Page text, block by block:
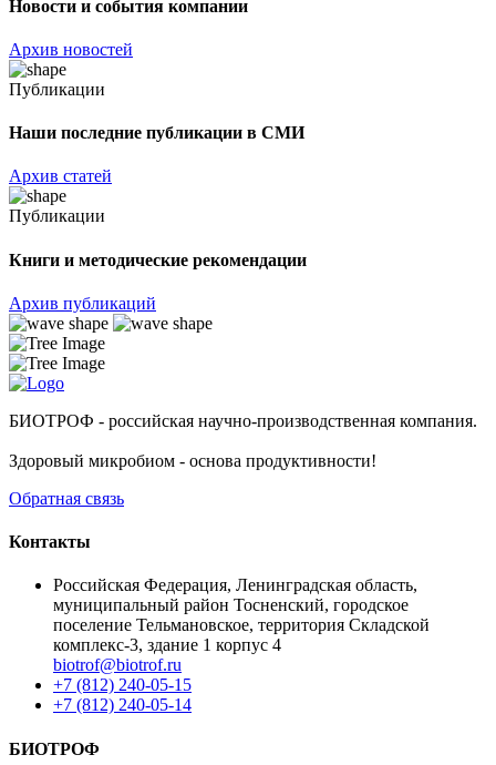
Новости и события компании
Архив новостей
Публикации
Наши последние публикации в СМИ
Архив статей
Публикации
Книги и методические рекомендации
Архив публикаций
БИОТРОФ - российская научно-производственная компания.
Здоровый микробиом - основа продуктивности!
Обратная связь
Контакты
Российская Федерация, Ленинградская область,
муниципальный район Тосненский, городское
поселение Тельмановское, территория Складской
комплекс-3, здание 1 корпус 4
biotrof@biotrof.ru
+7 (812) 240-05-15
+7 (812) 240-05-14
БИОТРОФ